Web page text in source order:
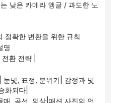
낮은 카메라 앵글 / 과도한 노
정확한 변환을 위한 규칙
명
환 전략 |
화되다|